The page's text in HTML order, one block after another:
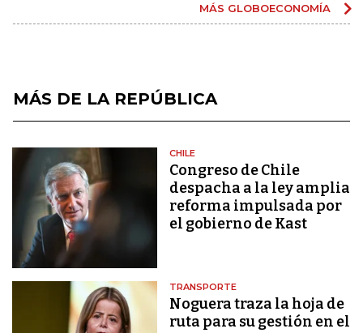
MÁS GLOBOECONOMÍA
MÁS DE LA REPÚBLICA
CHILE
Congreso de Chile
despacha a la ley amplia
reforma impulsada por
el gobierno de Kast
TRANSPORTE
Noguera traza la hoja de
ruta para su gestión en el